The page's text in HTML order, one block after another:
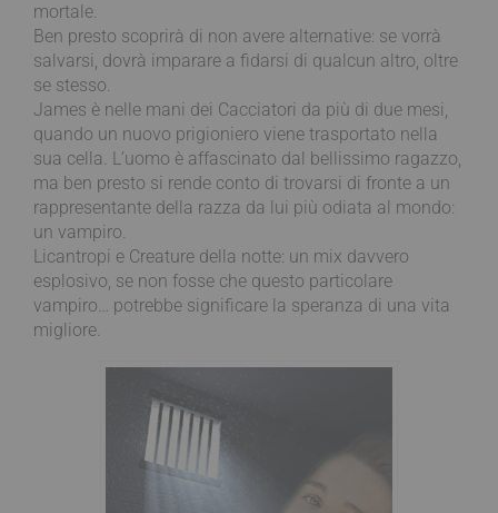
mortale.
Ben presto scoprirà di non avere alternative: se vorrà
salvarsi, dovrà imparare a fidarsi di qualcun altro, oltre
se stesso.
James è nelle mani dei Cacciatori da più di due mesi,
quando un nuovo prigioniero viene trasportato nella
sua cella. L’uomo è affascinato dal bellissimo ragazzo,
ma ben presto si rende conto di trovarsi di fronte a un
rappresentante della razza da lui più odiata al mondo:
un vampiro.
Licantropi e Creature della notte: un mix davvero
esplosivo, se non fosse che questo particolare
vampiro… potrebbe significare la speranza di una vita
migliore.